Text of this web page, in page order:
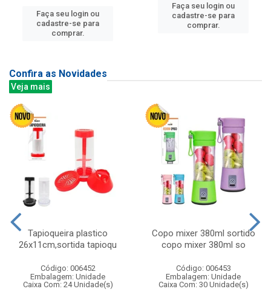
Faça seu login ou
cadastre-se para
comprar.
Faça seu login ou
cadastre-se para
comprar.
Confira as Novidades
Veja mais
Tapioqueira plastico
26x11cm,sortida tapioqu
Código: 006452
Embalagem: Unidade
Caixa Com: 24 Unidade(s)
Copo mixer 380ml sortido
copo mixer 380ml so
Código: 006453
Embalagem: Unidade
Caixa Com: 30 Unidade(s)